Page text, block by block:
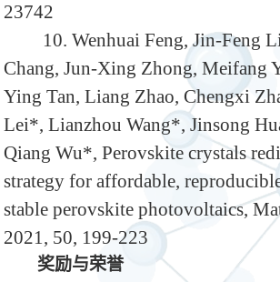
23742
10. Wenhuai Feng, Jin-Feng
Chang, Jun-Xing Zhong, Meifang
Ying Tan, Liang Zhao, Chengxi
Lei*, Lianzhou Wang*, Jinsong
Qiang Wu*, Perovskite crystals
strategy for affordable,
stable perovskite photovoltaics,
2021, 50, 199-223
奖励与荣誉